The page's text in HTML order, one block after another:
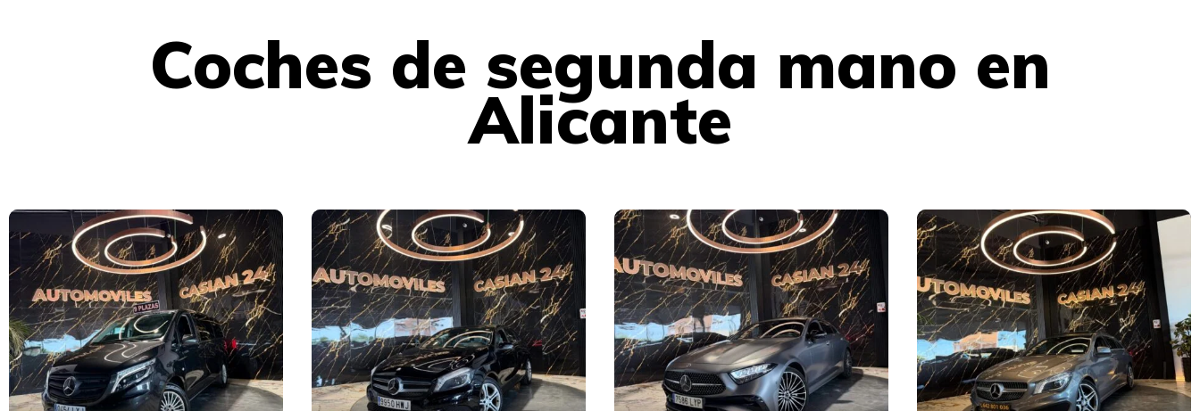
Coches de segunda mano en
Alicante